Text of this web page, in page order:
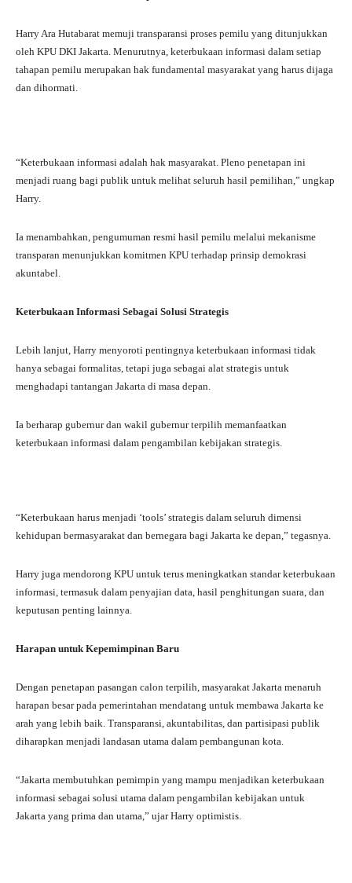
Harry Ara Hutabarat memuji transparansi proses pemilu yang ditunjukkan
oleh KPU DKI Jakarta. Menurutnya, keterbukaan informasi dalam setiap
tahapan pemilu merupakan hak fundamental masyarakat yang harus dijaga
dan dihormati.
“Keterbukaan informasi adalah hak masyarakat. Pleno penetapan ini
menjadi ruang bagi publik untuk melihat seluruh hasil pemilihan,” ungkap
Harry.
Ia menambahkan, pengumuman resmi hasil pemilu melalui mekanisme
transparan menunjukkan komitmen KPU terhadap prinsip demokrasi
akuntabel.
Keterbukaan Informasi Sebagai Solusi Strategis
Lebih lanjut, Harry menyoroti pentingnya keterbukaan informasi tidak
hanya sebagai formalitas, tetapi juga sebagai alat strategis untuk
menghadapi tantangan Jakarta di masa depan.
Ia berharap gubernur dan wakil gubernur terpilih memanfaatkan
keterbukaan informasi dalam pengambilan kebijakan strategis.
“Keterbukaan harus menjadi ‘tools’ strategis dalam seluruh dimensi
kehidupan bermasyarakat dan bernegara bagi Jakarta ke depan,” tegasnya.
Harry juga mendorong KPU untuk terus meningkatkan standar keterbukaan
informasi, termasuk dalam penyajian data, hasil penghitungan suara, dan
keputusan penting lainnya.
Harapan untuk Kepemimpinan Baru
Dengan penetapan pasangan calon terpilih, masyarakat Jakarta menaruh
harapan besar pada pemerintahan mendatang untuk membawa Jakarta ke
arah yang lebih baik. Transparansi, akuntabilitas, dan partisipasi publik
diharapkan menjadi landasan utama dalam pembangunan kota.
“Jakarta membutuhkan pemimpin yang mampu menjadikan keterbukaan
informasi sebagai solusi utama dalam pengambilan kebijakan untuk
Jakarta yang prima dan utama,” ujar Harry optimistis.